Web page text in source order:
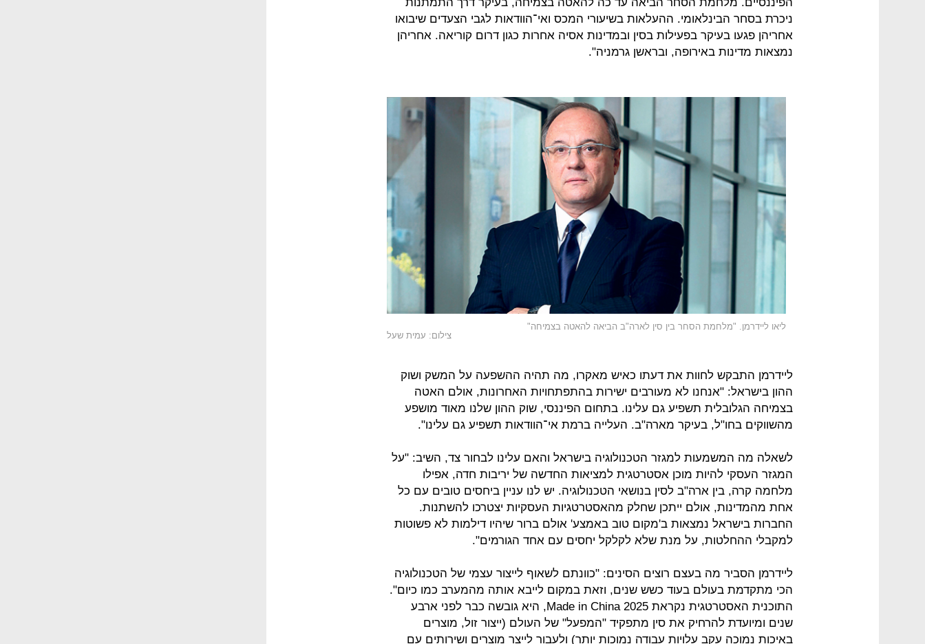
ניכרת בסחר הבינלאומי. ההעלאות בשיעורי המכס ואי־הוודאות לגבי הצעדים שיבואו
אחריהן פגעו בעיקר בפעילות בסין ובמדינות אסיה אחרות כגון דרום קוריאה. אחריהן
נמצאות מדינות באירופה, ובראשן גרמניה".
ליאו ליידרמן. "מלחמת הסחר בין סין לארה"ב הביאה להאטה בצמיחה"
צילום: עמית שעל
ליידרמן התבקש לחוות את דעתו כאיש מאקרו, מה תהיה ההשפעה על המשק ושוק
ההון בישראל: "אנחנו לא מעורבים ישירות בהתפתחויות האחרונות, אולם האטה
בצמיחה הגלובלית תשפיע גם עלינו. בתחום הפיננסי, שוק ההון שלנו מאוד מושפע
מהשווקים בחו"ל, בעיקר מארה"ב. העלייה ברמת אי־הוודאות תשפיע גם עלינו".
לשאלה מה המשמעות למגזר הטכנולוגיה בישראל והאם עלינו לבחור צד, השיב: "על
המגזר העסקי להיות מוכן אסטרטגית למציאות החדשה של יריבות חדה, אפילו
מלחמה קרה, בין ארה"ב לסין בנושאי הטכנולוגיה. יש לנו עניין ביחסים טובים עם כל
אחת מהמדינות, אולם ייתכן שחלק מהאסטרטגיות העסקיות יצטרכו להשתנות.
החברות בישראל נמצאות ב'מקום טוב באמצע' אולם ברור שיהיו דילמות לא פשוטות
למקבלי ההחלטות, על מנת שלא לקלקל יחסים עם אחד הגורמים".
ליידרמן הסביר מה בעצם רוצים הסינים: "כוונתם לשאוף לייצור עצמי של הטכנולוגיה
הכי מתקדמת בעולם בעוד כשש שנים, וזאת במקום לייבא אותה מהמערב כמו כיום".
התוכנית האסטרטגית נקראת Made in China 2025, היא גובשה כבר לפני ארבע
שנים ומיועדת להרחיק את סין מתפקיד "המפעל" של העולם (ייצור זול, מוצרים
באיכות נמוכה עקב עלויות עבודה נמוכות יותר) ולעבור לייצר מוצרים ושירותים עם